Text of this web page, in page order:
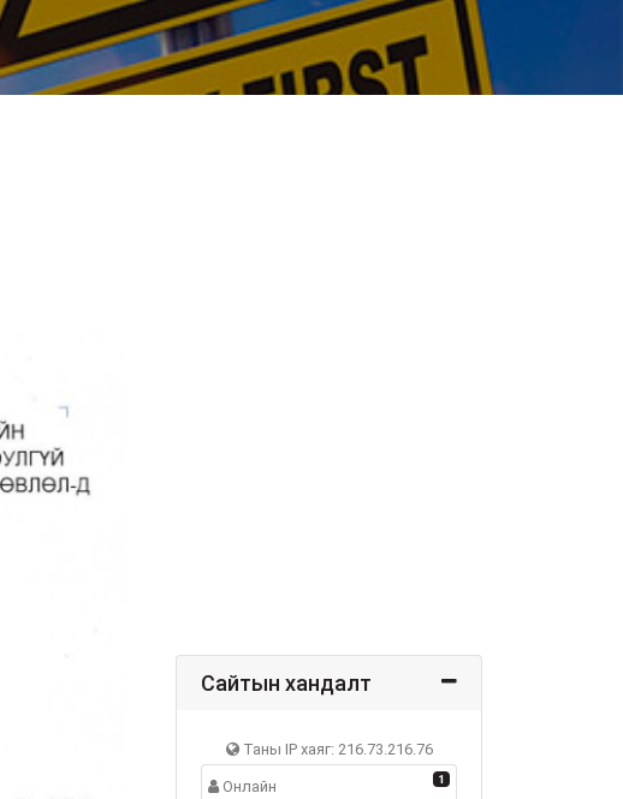
Сайтын хандалт
Таны IP хаяг: 216.73.216.76
1
Онлайн